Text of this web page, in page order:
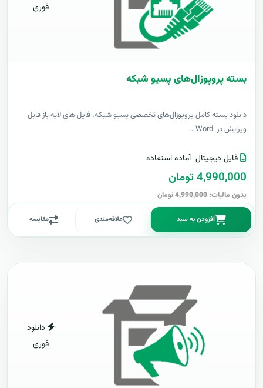
فوری
بسته پروپوزال‌های پسیو شبکه
دانلود بسته کامل پروپوزال‌های تخصصی پسیو شبکه، فایل های لایه باز قابل
ویرایش در Word ..
فایل دیجیتال آماده استفاده
4,990,000 تومان
بدون مالیات: 4,990,000 تومان
افزودن به سبد علاقه‌مندی مقایسه
دانلود
فوری